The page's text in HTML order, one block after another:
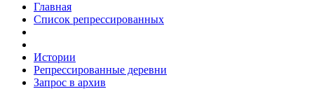
Главная
Список репрессированных
Истории
Репрессированные деревни
Запрос в архив